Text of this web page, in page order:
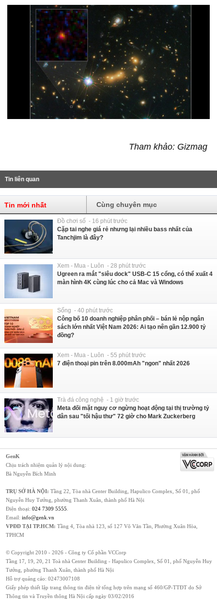
Tham khảo: Gizmag
Tin liên quan
Tin mới nhất Cùng chuyên mục
Đồ chơi số - 16 phút trước
Cặp tai nghe giá rẻ nhưng lại nhiều bass nhất của
Tanchjim là đây?
Xem - Mua - Luôn - 28 phút trước
Ugreen ra mắt "siêu dock" USB-C 15 cổng, có thể xuất 4
màn hình 4K cùng lúc cho cả Mac và Windows
Sống - 40 phút trước
Công bố 10 doanh nghiệp phân phối – bán lẻ nộp ngân
sách lớn nhất Việt Nam 2026: Ai tạo nên gần 12.900 tỷ
đồng?
Xem - Mua - Luôn - 55 phút trước
7 điện thoại pin trên 8.000mAh "ngon" nhất 2026
Trà đá công nghệ - 1 giờ trước
Meta đối mặt nguy cơ ngừng hoạt động tại thị trường tỷ
dân sau "tối hậu thư" 72 giờ cho Mark Zuckerberg
GenK
Chịu trách nhiệm quản lý nội dung:
Bà Nguyễn Bích Minh
TRỤ SỞ HÀ NỘI: Tầng 22, Tòa nhà Center Building, Hapulico Complex, Số 01, phố
Nguyễn Huy Tưởng, phường Thanh Xuân, thành phố Hà Nội
Điện thoại: 024 7309 5555
Email: info@genk.vn
VPĐD TẠI TP.HCM: Tầng 4, Tòa nhà 123, số 127 Võ Văn Tần, Phường Xuân Hòa,
TPHCM
© Copyright 2010 - 2026 - Công ty Cổ phần VCCorp
Tầng 17, 19, 20, 21 Toà nhà Center Building - Hapulico Complex, Số 01, phố Nguyễn Huy
Tưởng, phường Thanh Xuân, thành phố Hà Nội
Hỗ trợ quảng cáo: 02473007108
Giấy phép thiết lập trang thông tin điện tử tổng hợp trên mạng số 460/GP-TTĐT do Sở
Thông tin và Truyền thông Hà Nội cấp ngày 03/02/2016